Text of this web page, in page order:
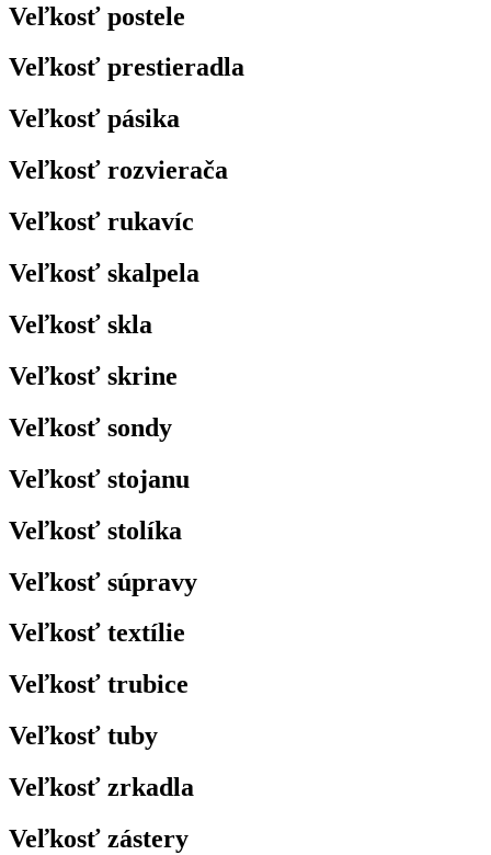
Veľkosť postele
Veľkosť prestieradla
Veľkosť pásika
Veľkosť rozvierača
Veľkosť rukavíc
Veľkosť skalpela
Veľkosť skla
Veľkosť skrine
Veľkosť sondy
Veľkosť stojanu
Veľkosť stolíka
Veľkosť súpravy
Veľkosť textílie
Veľkosť trubice
Veľkosť tuby
Veľkosť zrkadla
Veľkosť zástery